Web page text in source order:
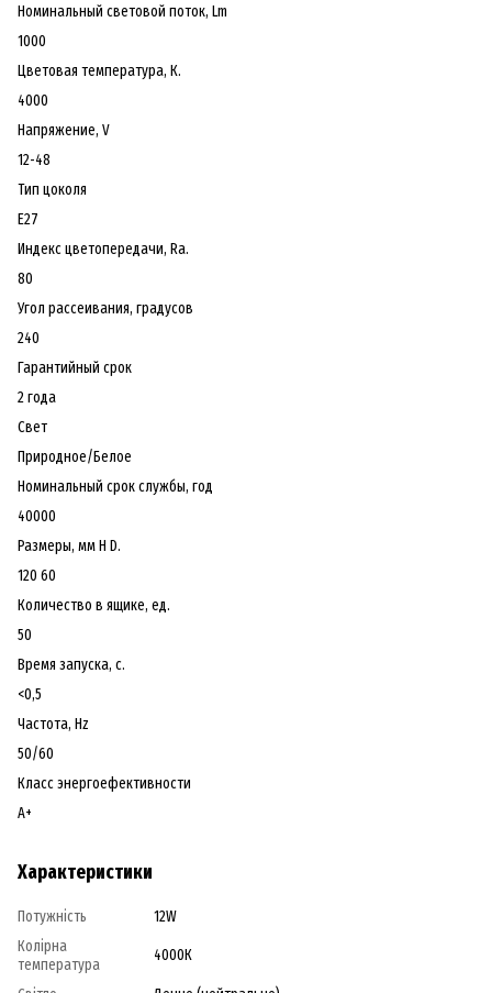
Номинальный световой поток, Lm
1000
Цветовая температура, К.
4000
Напряжение, V
12-48
Тип цоколя
Е27
Индекс цветопередачи, Ra.
80
Угол рассеивания, градусов
240
Гарантийный срок
2 года
Свет
Природное/Белое
Номинальный срок службы, год
40000
Размеры, мм H D.
120 60
Количество в ящике, ед.
50
Время запуска, с.
<0,5
Частота, Hz
50/60
Класс энергоефективности
А+
Характеристики
Потужність
12W
Колірна
температура
4000К